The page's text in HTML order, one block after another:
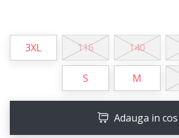
Afiseaza
toate
3XL 116 140
S M
Adauga in cos